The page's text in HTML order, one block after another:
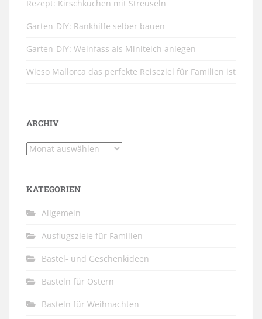
Rezept: Kirschkuchen mit Streuseln
Garten-DIY: Rankhilfe selber bauen
Garten-DIY: Weinfass als Miniteich anlegen
Wieso Mallorca das perfekte Reiseziel für Familien ist
ARCHIV
Archiv
KATEGORIEN
Allgemein
Ausflugsziele für Familien
Bastel- und Geschenkideen
Basteln für Ostern
Basteln für Weihnachten